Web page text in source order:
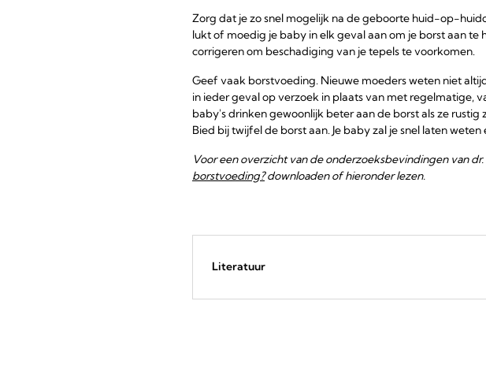
Zorg dat je zo snel mogelijk na de geboorte huid-op-
lukt of moedig je baby in elk geval aan om je borst aan
corrigeren om beschadiging van je tepels te voorkomen.
Geef vaak borstvoeding. Nieuwe moeders weten niet
in ieder geval op verzoek in plaats van met regelmatige,
baby's drinken gewoonlijk beter aan de borst als ze
Bied bij twijfel de borst aan. Je baby zal je snel laten
Voor een overzicht van de onderzoeksbevindingen van
borstvoeding?downloaden of hieronder lezen.
Literatuur